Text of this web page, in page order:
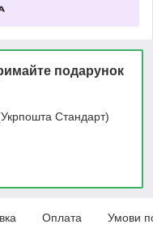
подарунок
Стандарт)
Оплата Умови